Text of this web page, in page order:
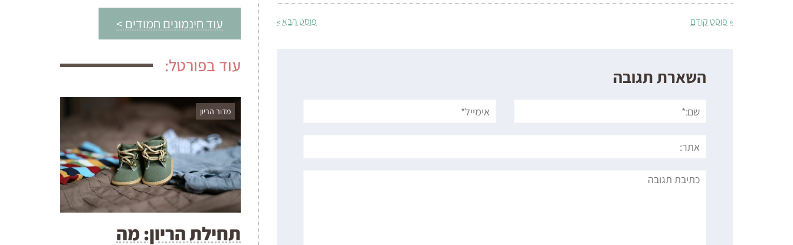
« פוסט קודם פוסט הבא »
השארת תגובה
תגובה
עוד חינמונים חמודים >
עוד בפורטל:
מדור הריון
תחילת הריון: מה